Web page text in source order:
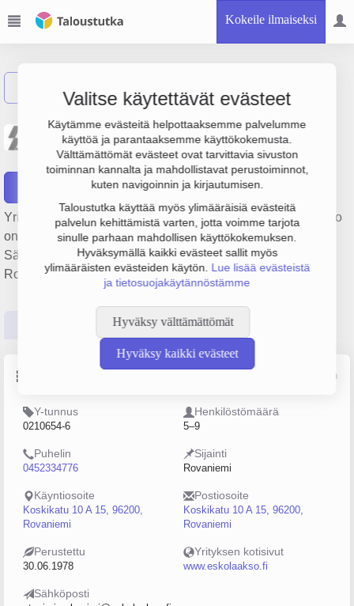
Kokeile ilmaiseksi
Valitse käytettävät evästeet
Käytämme evästeitä helpottaaksemme palvelumme
käyttöä ja parantaaksemme käyttökokemusta.
Välttämättömät evästeet ovat tarvittavia sivuston
toiminnan kannalta ja mahdollistavat perustoiminnot,
kuten navigoinnin ja kirjautumisen.
Taloustutka käyttää myös ylimääräisiä evästeitä
palvelun kehittämistä varten, jotta voimme tarjota
sinulle parhaan mahdollisen käyttökokemuksen.
Hyväksymällä kaikki evästeet sallit myös
ylimääräisten evästeiden käytön. Lue lisää evästeistä
ja tietosuojakäytännöstämme
Hyväksy välttämättömät
Hyväksy kaikki evästeet
Sähköinsinööritoimisto
Esko Laakso Oy
Yrityksen Sähköinsinööritoimisto Esko Laakso Oy liikevaihto
on 576 000 € ja tulos 141 000 €. Sen päätoimiala on
Sähkötekninen suunnittelu, perustamisvuosi 1978 ja sijainti
Rovaniemi. Yrityksen yhtiömuoto Osakeyhtiö (OY).
Tilinpäätösluvut Päättäjätiedot
Lähde: YTJ, PRH, Traficom
Y-tunnus
0210654-6
Henkilöstömäärä
5–9
Puhelin
0452334776
Sijainti
Rovaniemi
Käyntiosoite
Koskikatu 10 A 15, 96200,
Rovaniemi
Postiosoite
Koskikatu 10 A 15, 96200,
Rovaniemi
Perustettu
30.06.1978
Yrityksen kotisivut
www.eskolaakso.fi
Sähköposti